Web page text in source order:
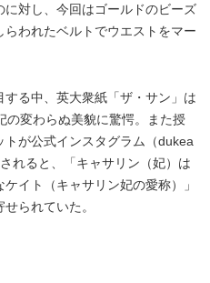
に対し、今回はゴールドのビーズ
われたベルトでウエストをマー
る中、英大衆紙「ザ・サン」は
の変わらぬ美貌に驚愕。また授
が公式インスタグラム（dukea
れると、「キャサリン（妃）は
イト（キャサリン妃の愛称）」
られていた。